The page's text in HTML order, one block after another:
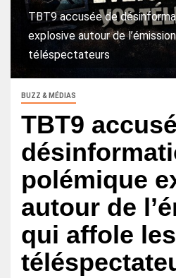
TBT9 accusée de
explosive autour de
téléspectateurs
BUZZ & MÉDIAS
TBT9
polémique
autour de
qui affole les